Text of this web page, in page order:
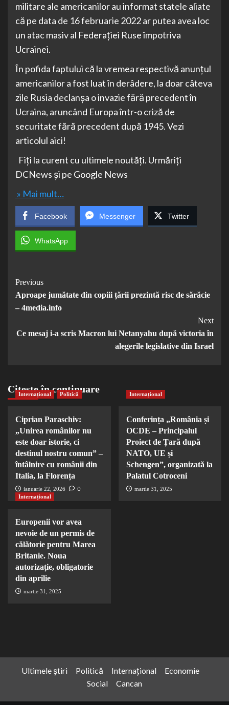
militare ale americanilor au informat statele aliate
că pe data de 16 februarie 2022 ar putea avea loc
un atac masiv al Federației Ruse împotriva
Ucrainei.
În pofida faptului că la vremea respectivă anunțul
americanilor a fost luat în derâdere, la doar câteva
zile Rusia declanșa o invazie fără precedent în
Ucraina, aruncând Europa într-o criză de
securitate fără precedent după 1945. Vezi
articolul aici!
Fiți la curent cu ultimele noutăți. Urmăriți
DCNews și pe Google News
» Mai mult…
Facebook Messenger Twitter
WhatsApp
Post
Navigation
Previous
Aproape jumătate din copiii țării prezintă risc de sărăcie
– 4media.info
Next
Ce mesaj i-a scris Macron lui Netanyahu după victoria în
alegerile legislative din Israel
Citește în continuare
Internațional Politică
Ciprian Paraschiv:
„Unirea românilor nu
este doar istorie, ci
destinul nostru comun” –
întâlnire cu românii din
Italia, la Florența
ianuarie 22, 2026 0
Internațional
Conferința „România și
OCDE – Principalul
Proiect de Țară după
NATO, UE și
Schengen”, organizată la
Palatul Cotroceni
martie 31, 2025
Internațional
Europenii vor avea
nevoie de un permis de
călătorie pentru Marea
Britanie. Noua
autorizație, obligatorie
din aprilie
martie 31, 2025
Ultimele știri Politică Internațional
Economie
Social
Cancan